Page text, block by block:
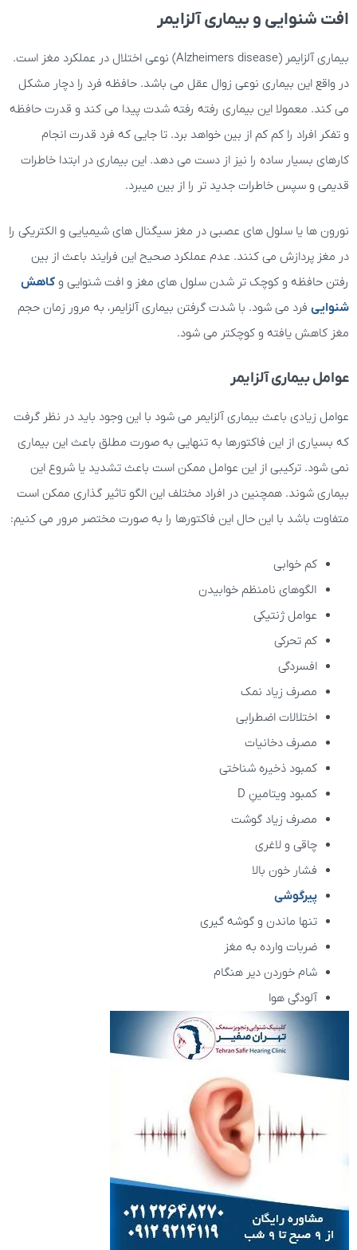
افت شنوایی و بیماری آلزایمر
بیماری آلزایمر (Alzheimers disease) نوعی اختلال در عملکرد مغز است.
در واقع این بیماری نوعی زوال عقل می باشد. حافظه فرد را دچار مشکل
می کند. معمولا این بیماری رفته رفته شدت پیدا می کند و قدرت حافظه
و تفکر افراد را کم کم از بین خواهد برد. تا جایی که فرد قدرت انجام
کارهای بسیار ساده را نیز از دست می دهد. این بیماری در ابتدا خاطرات
قدیمی و سپس خاطرات جدید تر را از بین میبرد.
نورون ها یا سلول های عصبی در مغز سیگنال های شیمیایی و الکتریکی را
در مغز پردازش می کنند. عدم عملکرد صحیح این فرایند باعث از بین
رفتن حافظه و کوچک تر شدن سلول های مغز و افت شنوایی و کاهش
شنوایی فرد می شود. با شدت گرفتن بیماری آلزایمر، به مرور زمان حجم
مغز کاهش یافته و کوچکتر می شود.
عوامل بیماری آلزایمر
عوامل زیادی باعث بیماری آلزایمر می شود با این وجود باید در نظر گرفت
که بسیاری از این فاکتورها به تنهایی به صورت مطلق باعث این بیماری
نمی شود. ترکیبی از این عوامل ممکن است باعث تشدید یا شروع این
بیماری شوند. همچنین در افراد مختلف این الگو تاثیر گذاری ممکن است
متفاوت باشد با این حال این فاکتورها را به صورت مختصر مرور می کنیم:
کم خوابی
الگوهای نامنظم خوابیدن
عوامل ژنتیکی
کم تحرکی
افسردگی
مصرف زیاد نمک
اختلالات اضطرابی
مصرف دخانیات
کمبود ذخیره شناختی
کمبود ویتامینِ D
مصرف زیاد گوشت
چاقی و لاغری
فشار خون بالا
پیرگوشی
تنها ماندن و گوشه گیری
ضربات وارده به مغز
شام خوردن دیر هنگام
آلودگی هوا